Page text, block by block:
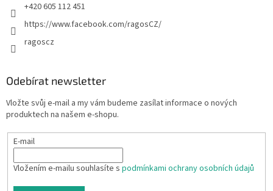
+420 605 112 451
https://www.facebook.com/ragosCZ/
ragoscz
Odebírat newsletter
Vložte svůj e-mail a my vám budeme zasílat informace o nových
produktech na našem e-shopu.
E-mail
Vložením e-mailu souhlasíte s podmínkami ochrany osobních údajů